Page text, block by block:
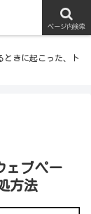
ときに起こった、ト
ェブペー
方法
ページ内検索